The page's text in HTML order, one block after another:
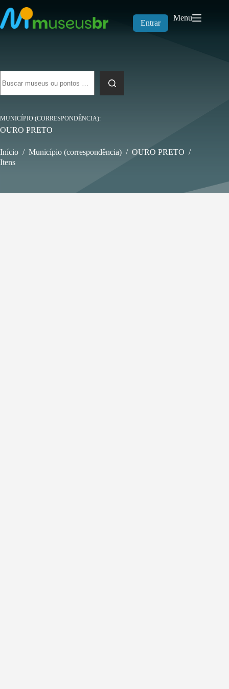
para
o
conteúdo
Entrar
Menu
resultados
MUNICÍPIO (CORRESPONDÊNCIA)
OURO PRETO
Início / Município (correspondência) / OURO PRETO /
Itens